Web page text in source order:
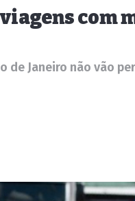
com
de Janeiro não vão